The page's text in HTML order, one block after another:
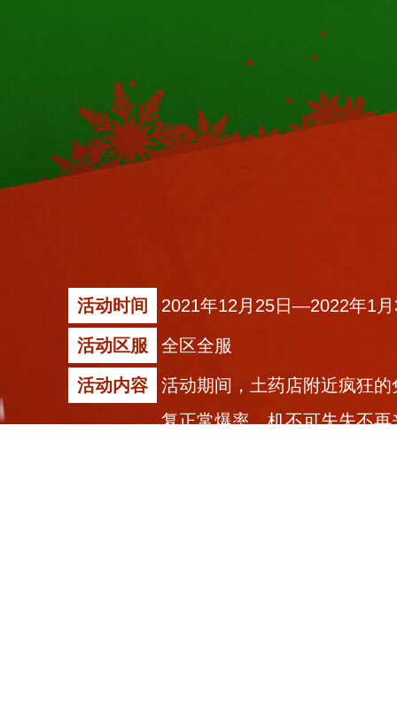
活动时间 2021年12月25日—2022年1
活动区服 全区全服
活动内容
活动期间，土药店附近疯狂
复正常爆率，机不可失失不